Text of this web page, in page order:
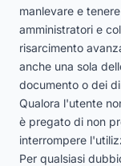
manlevare e
amministratori e
risarcimento
anche una sola
documento o dei
Qualora l'utente
è pregato di non
interrompere
Per qualsiasi